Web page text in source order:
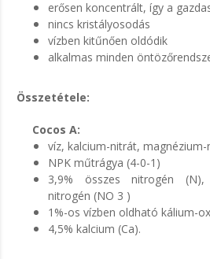
erősen koncentrált, így a
nincs kristályosodás
vízben kitűnően oldódik
alkalmas minden
Összetétele:
Cocos A:
víz, kalcium-nitrát,
NPK műtrágya (4-0-1)
3,9% összes nitrogén (N),
nitrogén (NO 3 )
1%-os vízben oldható kálium-
4,5% kalcium (Ca).